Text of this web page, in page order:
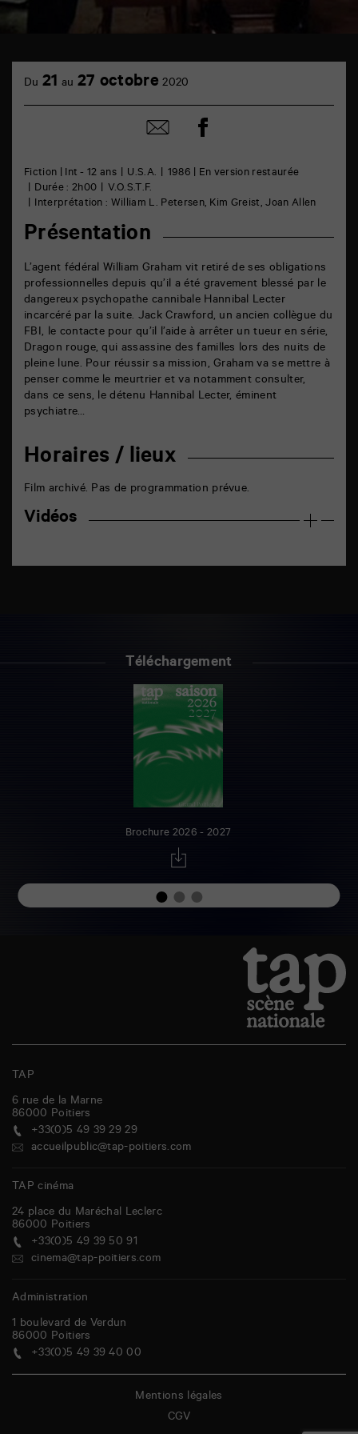
cinéma
PoitiersFiction | Int - 12 ans U.S.A.
1986 | En version restaurée
Durée : 2h00
V.O.S.T.F.
Interprétation : William L. Petersen, Kim Greist, Joan Allen
Présentation
L’agent fédéral William Graham vit retiré de ses obligations
professionnelles depuis qu’il a été gravement blessé par le
dangereux psychopathe cannibale Hannibal Lecter
incarcéré par la suite. Jack Crawford, un ancien collègue du
FBI, le contacte pour qu’il l’aide à arrêter un tueur en série,
Dragon rouge, qui assassine des familles lors des nuits de
pleine lune. Pour réussir sa mission, Graham va se mettre à
penser comme le meurtrier et va notamment consulter,
dans ce sens, le détenu Hannibal Lecter, éminent
psychiatre…
Horaires / lieux
Film archivé. Pas de programmation prévue.
Vidéos
Du 21 au 27 octobre 2020
Partager
par
Partager
sur
Téléchargement
Brochure 2026 - 2027
TAP
6 rue de la Marne
86000 Poitiers
+33(0)5 49 39 29 29
accueilpublic@tap-poitiers.com
TAP cinéma
24 place du Maréchal Leclerc
86000 Poitiers
+33(0)5 49 39 50 91
cinema@tap-poitiers.com
Administration
1 boulevard de Verdun
86000 Poitiers
+33(0)5 49 39 40 00
Mentions légales
CGV